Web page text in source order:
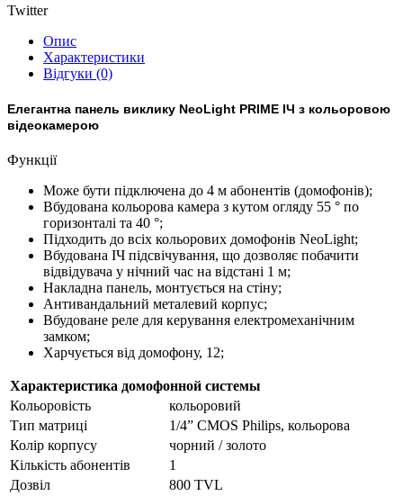
Twitter
Опис
Характеристики
Відгуки (0)
Елегантна панель виклику NeoLight PRIME ІЧ з кольоровою
відеокамерою
Функції
Може бути підключена до 4 м абонентів (домофонів);
Вбудована кольорова камера з кутом огляду 55 ° по
горизонталі та 40 °;
Підходить до всіх кольорових домофонів NeoLight;
Вбудована ІЧ підсвічування, що дозволяє побачити
відвідувача у нічний час на відстані 1 м;
Накладна панель, монтується на стіну;
Антивандальний металевий корпус;
Вбудоване реле для керування електромеханічним
замком;
Харчується від домофону, 12;
Характеристика домофонной системы
Кольоровість
кольоровий
Тип матриці
1/4” CMOS Philips, кольорова
Колір корпусу
чорний / золото
Кількість абонентів
1
Дозвіл
800 TVL